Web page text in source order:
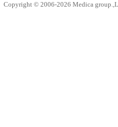
Copyright © 2006-2026 Medica